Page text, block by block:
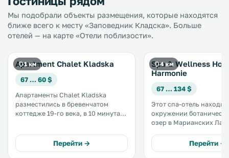
Мы подобрали объекты размещения, которые находятся
ближе всего к месту «Заповедник Кладска». Больше
отелей — на карте «Отели поблизости».
1 км
Apartment Chalet Kladska
67 … 60 $
Апартаменты Chalet Kladska
разместились в бревенчатом
коттедже 19-го века, в 10 минутах
посетить поле для гольфа, замок
Перейти →
4 км
Spa & Wellness
Harmonie
67 … 134 $
Этот спа-отель
окружении
озер в Марианских
оздоровительных
отеле есть летняя
Перейти →